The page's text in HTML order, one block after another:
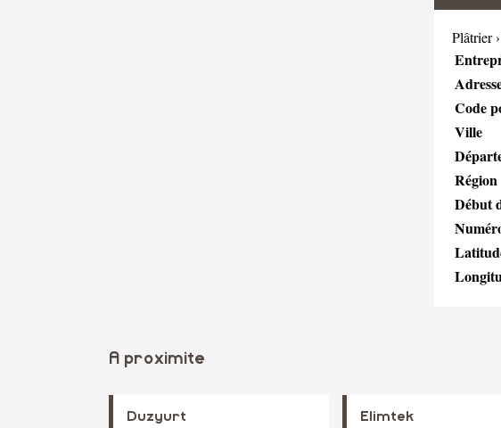
Plâtrier›
Code
Ville
Région
Début
A proximite
Duzyurt Elimtek